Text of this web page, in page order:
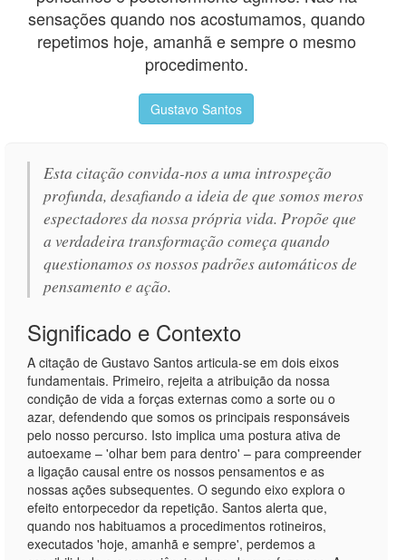
sensações quando nos acostumamos, quando
repetimos hoje, amanhã e sempre o mesmo
procedimento.
Gustavo Santos
Esta citação convida-nos a uma introspeção
profunda, desafiando a ideia de que somos meros
espectadores da nossa própria vida. Propõe que
a verdadeira transformação começa quando
questionamos os nossos padrões automáticos de
pensamento e ação.
Significado e Contexto
A citação de Gustavo Santos articula-se em dois eixos
fundamentais. Primeiro, rejeita a atribuição da nossa
condição de vida a forças externas como a sorte ou o
azar, defendendo que somos os principais responsáveis
pelo nosso percurso. Isto implica uma postura ativa de
autoexame – 'olhar bem para dentro' – para compreender
a ligação causal entre os nossos pensamentos e as
nossas ações subsequentes. O segundo eixo explora o
efeito entorpecedor da repetição. Santos alerta que,
quando nos habituamos a procedimentos rotineiros,
executados 'hoje, amanhã e sempre', perdemos a